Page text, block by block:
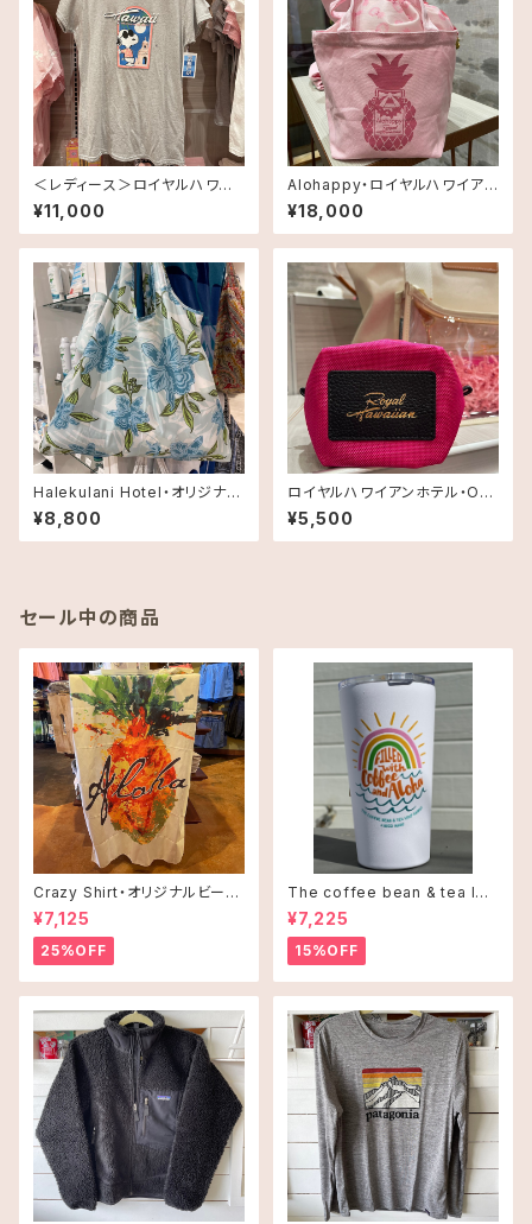
＜レディース＞ロイヤルハワイ
アンホテル・オリジナルスヌーピ
ーTシャツ TRH Inspired
¥11,000
Alohappy・ロイヤルハワイアン
ホテルオリジナル・トートバッ
グ TRH Inspired
¥18,000
Halekulani Hotel・オリジナル
コンパクトエコバッグ
¥8,800
ロイヤルハワイアンホテル・Ori
gami ポーチ•small
¥5,500
セール中の商品
Crazy Shirt・オリジナルビーチ
タオル
¥7,125
25%OFF
The coffee bean & tea lea
f タンブラー 16oz(473ml)・C
offee and Alohaオレンジ
¥7,225
15%OFF